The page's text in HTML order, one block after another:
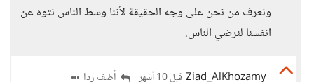
ونعرف من نحن على وجه الحقيقة لأننا وسط الناس نتوه عن
انفسنا لنرضي الناس.
Ziad_AlKhozamy قبل 10 أشهر أضف ردا